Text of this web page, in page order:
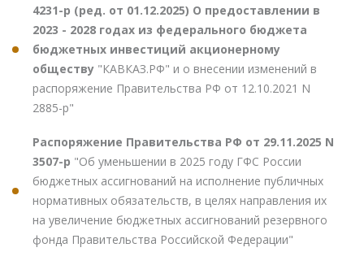
4231-р (ред. от 01.12.2025) О предоставлении в
2023 - 2028 годах из федерального бюджета
бюджетных инвестиций акционерному
обществу "КАВКАЗ.РФ" и о внесении изменений в
распоряжение Правительства РФ от 12.10.2021 N
2885-р"
Распоряжение Правительства РФ от 29.11.2025 N
3507-р "Об уменьшении в 2025 году ГФС России
бюджетных ассигнований на исполнение публичных
нормативных обязательств, в целях направления их
на увеличение бюджетных ассигнований резервного
фонда Правительства Российской Федерации"